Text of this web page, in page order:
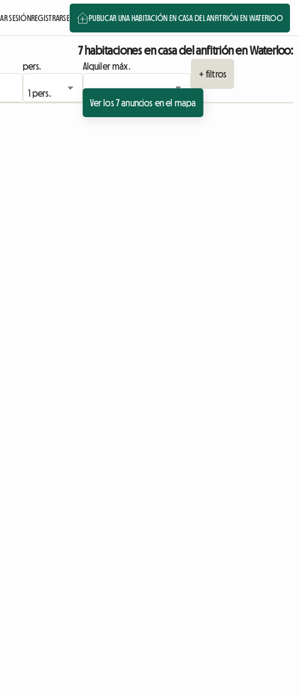
SESIÓNREGISTRARSE PUBLICAR UNA HABITACIÓN EN CASA DEL ANFITRIÓN EN WATERLOO
7 habitaciones en casa del anfitrión en Waterloo:
pers.
Alquiler máx.
+ filtros
Ver los 7 anuncios en el mapa